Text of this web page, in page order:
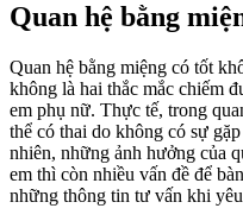
Quan hệ bằng
Quan hệ bằng miệng có tốt
không là hai thắc mắc chiếm
em phụ nữ. Thực tế, trong
thể có thai do không có sự
nhiên, những ảnh hưởng của
em thì còn nhiều vấn đề để
những thông tin tư vấn khi